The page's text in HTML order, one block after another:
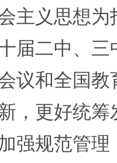
主义思想
届二中、
议和全国
，更好统
强规范管